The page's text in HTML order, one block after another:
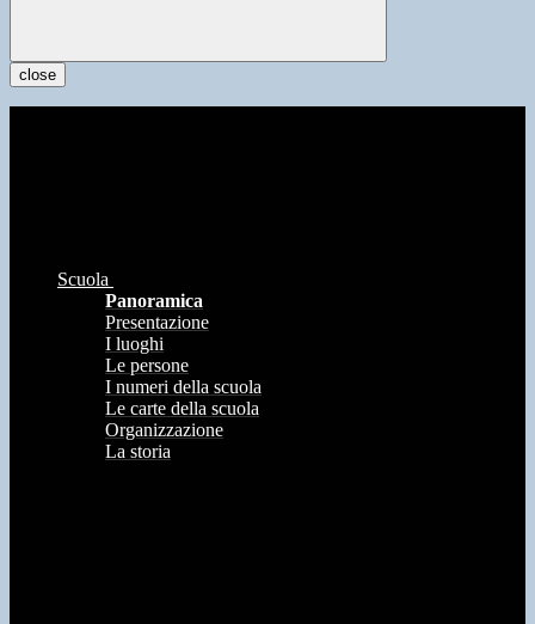
close
Scuola
Panoramica
Presentazione
I luoghi
Le persone
I numeri della scuola
Le carte della scuola
Organizzazione
La storia